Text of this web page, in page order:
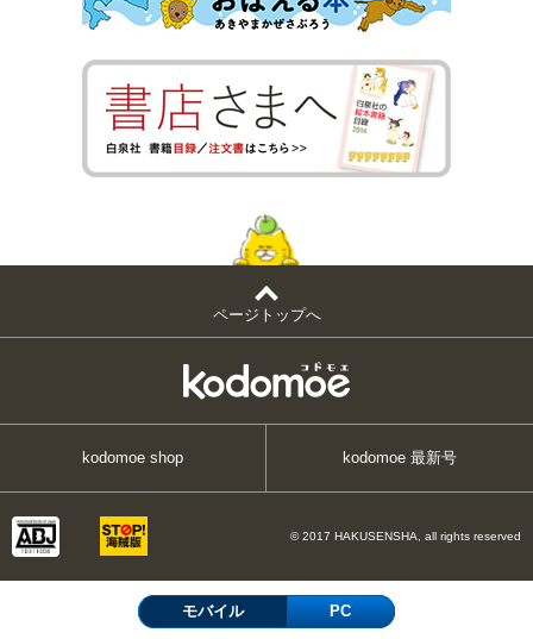
ページトップへ
kodomoe shop kodomoe 最新号
© 2017 HAKUSENSHA, all rights reserved
モバイル PC